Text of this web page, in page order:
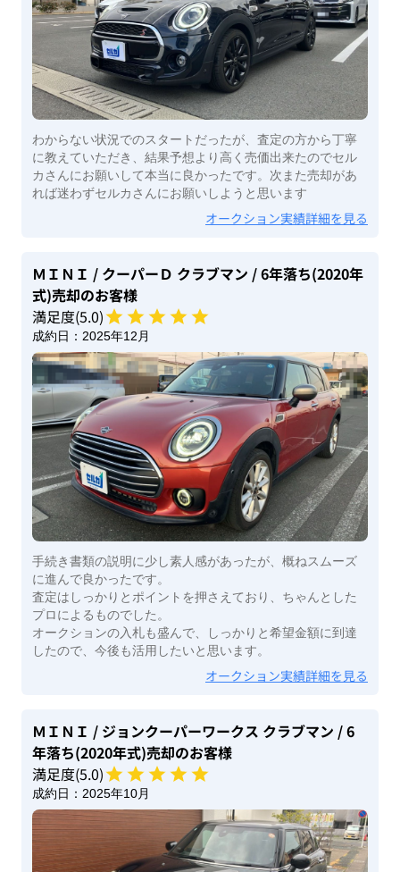
わからない状況でのスタートだったが、査定の方から丁寧
に教えていただき、結果予想より高く売価出来たのでセル
カさんにお願いして本当に良かったです。次また売却があ
れば迷わずセルカさんにお願いしようと思います
オークション実績詳細を見る
ＭＩＮＩ / クーパーＤ クラブマン / 6年落ち(2020年
式)売却のお客様
満足度(5.0)
成約日： 2025年12月
手続き書類の説明に少し素人感があったが、概ねスムーズ
に進んで良かったです。
査定はしっかりとポイントを押さえており、ちゃんとした
プロによるものでした。
オークションの入札も盛んで、しっかりと希望金額に到達
したので、今後も活用したいと思います。
オークション実績詳細を見る
ＭＩＮＩ / ジョンクーパーワークス クラブマン / 6
年落ち(2020年式)売却のお客様
満足度(5.0)
成約日： 2025年10月